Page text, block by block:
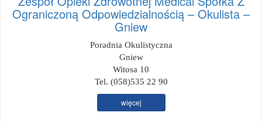
Ograniczoną Odpowiedzialnością – Okulista –
Gniew
Poradnia Okulistyczna
Gniew
Witosa 10
Tel. (058)535 22 90
więcej